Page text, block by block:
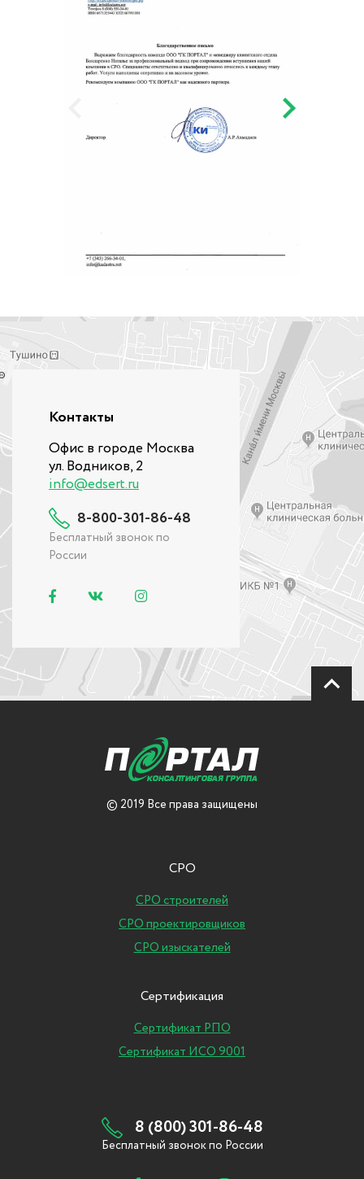
Контакты
Офис в городе Москва
ул. Водников, 2
info@edsert.ru
8-800-301-86-48
Бесплатный звонок по
России
© 2019 Все права защищены
СРО
СРО строителей
СРО проектировщиков
СРО изыскателей
Сертификация
Сертификат РПО
Сертификат ИСО 9001
8 (800) 301-86-48
Бесплатный звонок по России